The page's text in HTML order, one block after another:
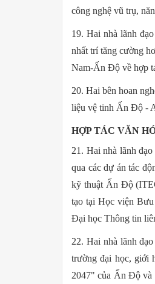
công nghệ vũ trụ,
19. Hai nhà lãnh
nhất trí tăng cường
Nam-Ấn Độ về hợp
20. Hai bên hoan
liệu vệ tinh Ấn Độ -
HỢP TÁC VĂN
21. Hai nhà lãnh
qua các dự án tác
kỹ thuật Ấn Độ
tạo tại Học viện
Đại học Thông tin
22. Hai nhà lãnh
trường đại học, giới
2047" của Ấn Độ và